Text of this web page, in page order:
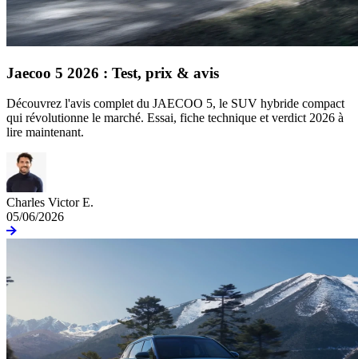
Jaecoo 5 2026 : Test, prix & avis
Découvrez l'avis complet du JAECOO 5, le SUV hybride compact
qui révolutionne le marché. Essai, fiche technique et verdict 2026 à
lire maintenant.
Charles Victor E.
05/06/2026